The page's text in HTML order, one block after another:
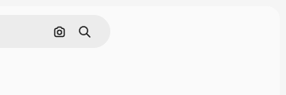
Поиск по изображению
Поиск